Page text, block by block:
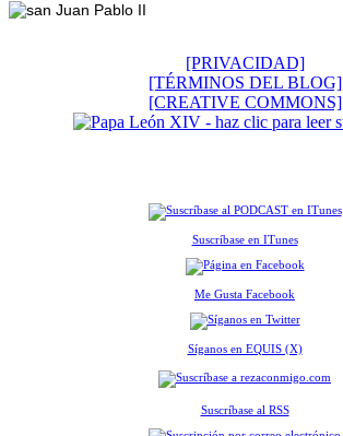
[PRIVACIDAD]
[TÉRMINOS DEL BLOG]
[CREATIVE COMMONS]
Suscríbase en ITunes
Me Gusta Facebook
Síganos en EQUIS (X)
Suscríbase al RSS